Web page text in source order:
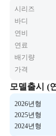
시리즈
바디
연비
연료
배기량
가격
모델출시 (
2026년형
2025년형
2024년형